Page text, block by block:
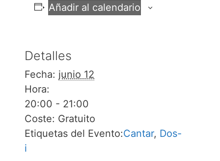
Añadir al calendario
Detalles
Fecha: junio 12
Hora:
20:00 - 21:00
Coste: Gratuito
Etiquetas del Evento:Cantar, Dos-
i